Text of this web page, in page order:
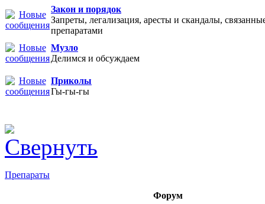
Закон и порядок
Запреты, легализация, аресты и скандалы,
препаратами
Музло
Делимся и обсуждаем
Приколы
Гы-гы-гы
Препараты
Форум